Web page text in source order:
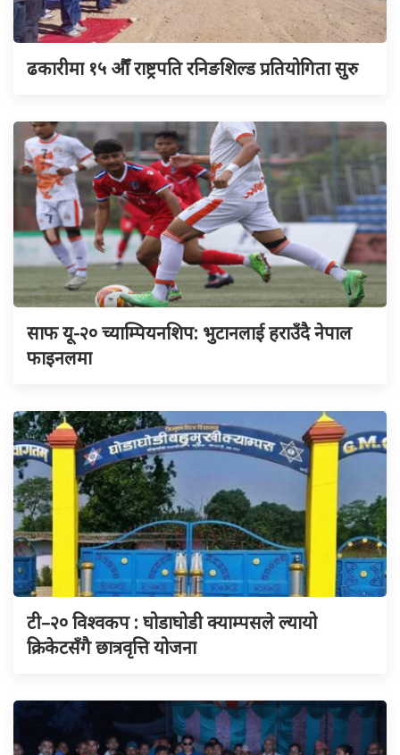
ढकारीमा १५ औँ राष्ट्रपति रनिङशिल्ड प्रतियोगिता सुरु
साफ यू-२० च्याम्पियनशिप: भुटानलाई हराउँदै नेपाल
फाइनलमा
टी–२० विश्वकप : घोडाघोडी क्याम्पसले ल्यायो
क्रिकेटसँगै छात्रवृत्ति योजना